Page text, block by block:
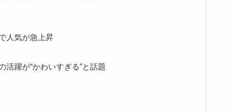
人気が急上昇
活躍が“かわいすぎる”と話題